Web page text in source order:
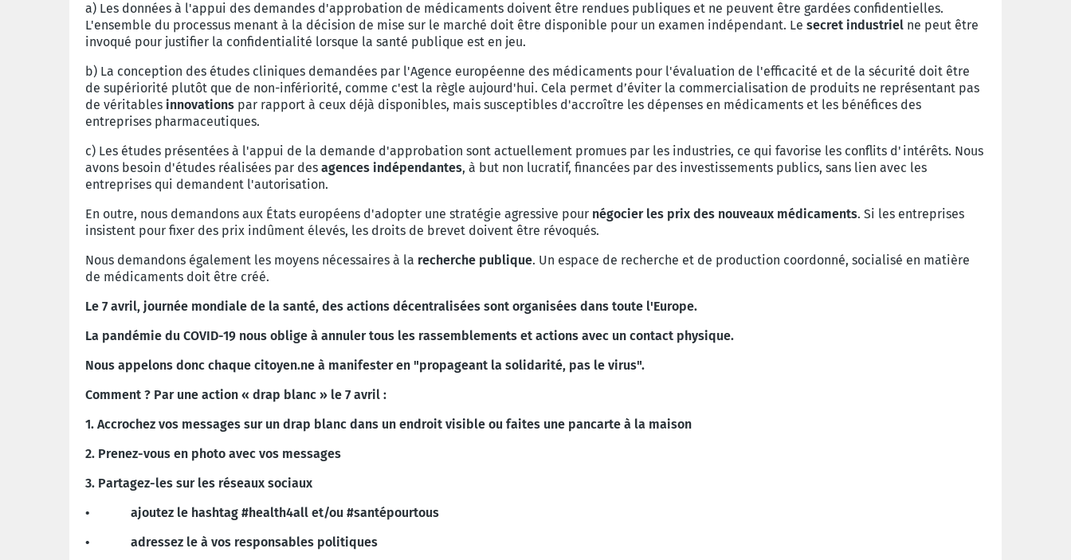
a) Les données à l'appui des demandes d'approbation de médicaments doivent être rendues publiques et ne peuvent être gardées confidentielles.
L'ensemble du processus menant à la décision de mise sur le marché doit être disponible pour un examen indépendant. Le secret industriel ne peut être
invoqué pour justifier la confidentialité lorsque la santé publique est en jeu.
b) La conception des études cliniques demandées par l'Agence européenne des médicaments pour l'évaluation de l'efficacité et de la sécurité doit être
de supériorité plutôt que de non-infériorité, comme c'est la règle aujourd'hui. Cela permet d’éviter la commercialisation de produits ne représentant pas
de véritables innovations par rapport à ceux déjà disponibles, mais susceptibles d'accroître les dépenses en médicaments et les bénéfices des
entreprises pharmaceutiques.
c) Les études présentées à l'appui de la demande d'approbation sont actuellement promues par les industries, ce qui favorise les conflits d'intérêts. Nous
avons besoin d'études réalisées par des agences indépendantes, à but non lucratif, financées par des investissements publics, sans lien avec les
entreprises qui demandent l'autorisation.
En outre, nous demandons aux États européens d'adopter une stratégie agressive pour négocier les prix des nouveaux médicaments. Si les entreprises
insistent pour fixer des prix indûment élevés, les droits de brevet doivent être révoqués.
Nous demandons également les moyens nécessaires à la recherche publique. Un espace de recherche et de production coordonné, socialisé en matière
de médicaments doit être créé.
Le 7 avril, journée mondiale de la santé, des actions décentralisées sont organisées dans toute l'Europe.
La pandémie du COVID-19 nous oblige à annuler tous les rassemblements et actions avec un contact physique.
Nous appelons donc chaque citoyen.ne à manifester en "propageant la solidarité, pas le virus".
Comment ? Par une action « drap blanc » le 7 avril :
1. Accrochez vos messages sur un drap blanc dans un endroit visible ou faites une pancarte à la maison
2. Prenez-vous en photo avec vos messages
3. Partagez-les sur les réseaux sociaux
• ajoutez le hashtag #health4all et/ou #santépourtous
• adressez le à vos responsables politiques